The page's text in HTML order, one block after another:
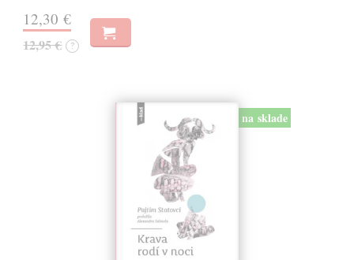
12,30 €
12,95 € ?
na sklade